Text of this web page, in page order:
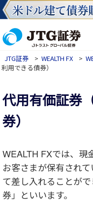
JTG証券 > WEALTH FX >
利用できる債券）
代用有価証券
券）
WEALTH FXでは、現
お客さまが保有され
て差し入れることが
券」といいます。